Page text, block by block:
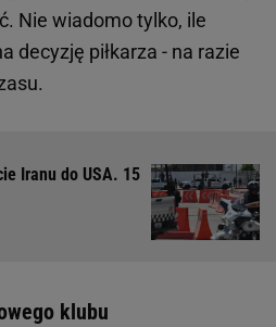
Nie wiadomo tylko, ile
decyzję piłkarza - na razie
Iranu do USA. 15
klubu